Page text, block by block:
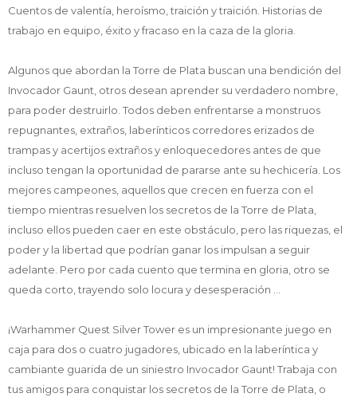
Cuentos de valentía, heroísmo, traición y traición. Historias de
trabajo en equipo, éxito y fracaso en la caza de la gloria.
Algunos que abordan la Torre de Plata buscan una bendición del
Invocador Gaunt, otros desean aprender su verdadero nombre,
para poder destruirlo. Todos deben enfrentarse a monstruos
repugnantes, extraños, laberínticos corredores erizados de
trampas y acertijos extraños y enloquecedores antes de que
incluso tengan la oportunidad de pararse ante su hechicería. Los
mejores campeones, aquellos que crecen en fuerza con el
tiempo mientras resuelven los secretos de la Torre de Plata,
incluso ellos pueden caer en este obstáculo, pero las riquezas, el
poder y la libertad que podrían ganar los impulsan a seguir
adelante. Pero por cada cuento que termina en gloria, otro se
queda corto, trayendo solo locura y desesperación ...
¡Warhammer Quest Silver Tower es un impresionante juego en
caja para dos o cuatro jugadores, ubicado en la laberíntica y
cambiante guarida de un siniestro Invocador Gaunt! Trabaja con
tus amigos para conquistar los secretos de la Torre de Plata, o